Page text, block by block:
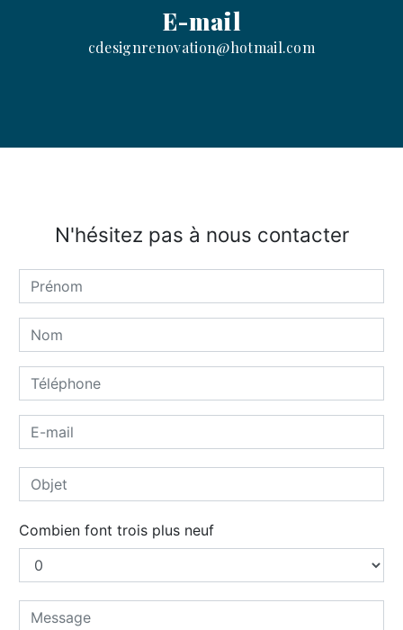
E-mail
cdesignrenovation@hotmail.com
N'hésitez pas à nous contacter
Combien font trois plus neuf